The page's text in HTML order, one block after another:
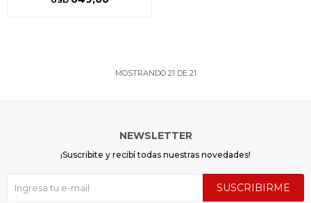
MOSTRANDO 21 DE 21
NEWSLETTER
¡Suscribite y recibí todas nuestras novedades!
SUSCRIBIRME